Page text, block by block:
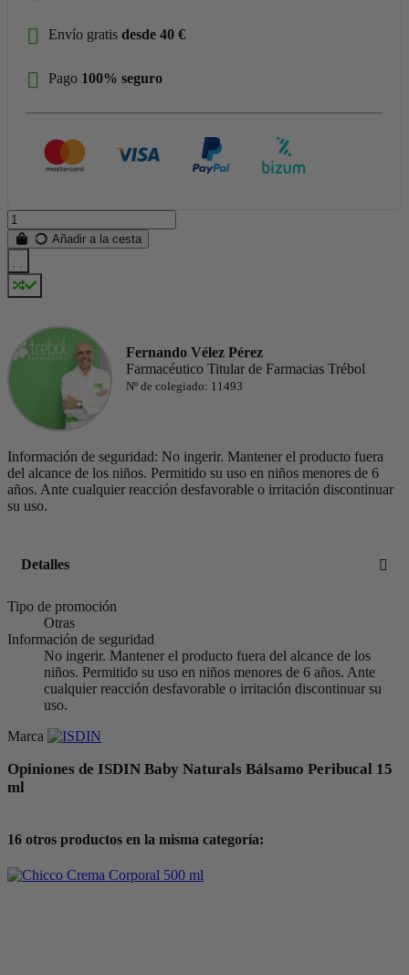
Envío gratis desde 40 €
Pago 100% seguro
Añadir a la cesta
Fernando Vélez Pérez
Farmacéutico Titular de Farmacias Trébol
Nº de colegiado: 11493
Información de seguridad: No ingerir. Mantener el producto fuera
del alcance de los niños. Permitido su uso en niños menores de 6
años. Ante cualquier reacción desfavorable o irritación discontinuar
su uso.
Detalles
Tipo de promoción
Otras
Información de seguridad
No ingerir. Mantener el producto fuera del alcance de los
niños. Permitido su uso en niños menores de 6 años. Ante
cualquier reacción desfavorable o irritación discontinuar su
uso.
Marca
Opiniones de ISDIN Baby Naturals Bálsamo Peribucal 15
ml
16 otros productos en la misma categoría: